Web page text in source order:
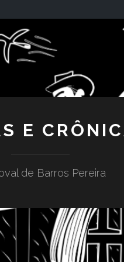
E
de Barros Pereira